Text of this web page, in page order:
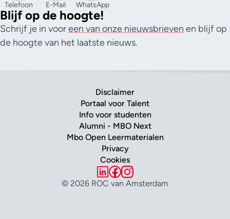
Telefoon E-Mail WhatsApp
Blijf op de hoogte!
Schrijf je in vooreen van onze nieuwsbrieven en blijf op
de hoogte van het laatste nieuws.
Disclaimer
Portaal voor Talent
Info voor studenten
Alumni - MBO Next
Mbo Open Leermaterialen
Privacy
Cookies
© 2026 ROC van Amsterdam